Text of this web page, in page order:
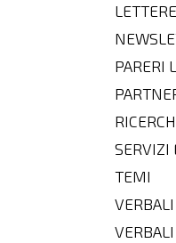
PARERI
SERVIZI
TEMI